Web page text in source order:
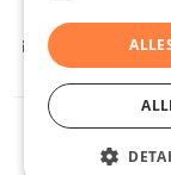
2026 Uitgeverij